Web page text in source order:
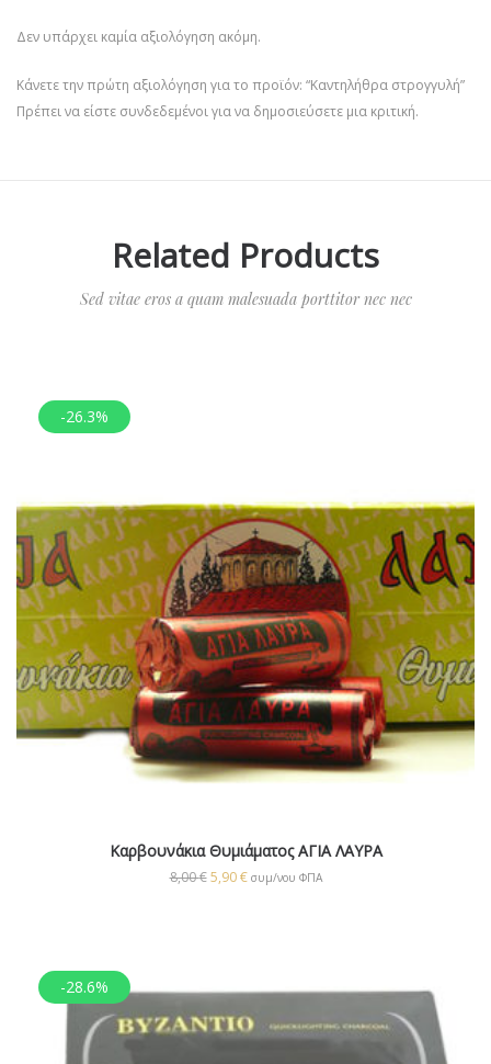
Δεν υπάρχει καμία αξιολόγηση ακόμη.
Κάνετε την πρώτη αξιολόγηση για το προϊόν: “Καντηλήθρα στρογγυλή”
Πρέπει να είστε συνδεδεμένοιγια να δημοσιεύσετε μια κριτική.
Related Products
Sed vitae eros a quam malesuada porttitor nec nec
-26.3%
Καρβουνάκια Θυμιάματος ΑΓΙΑ ΛΑΥΡΑ
8,00€ 5,90€ συμ/νου ΦΠΑ
-28.6%